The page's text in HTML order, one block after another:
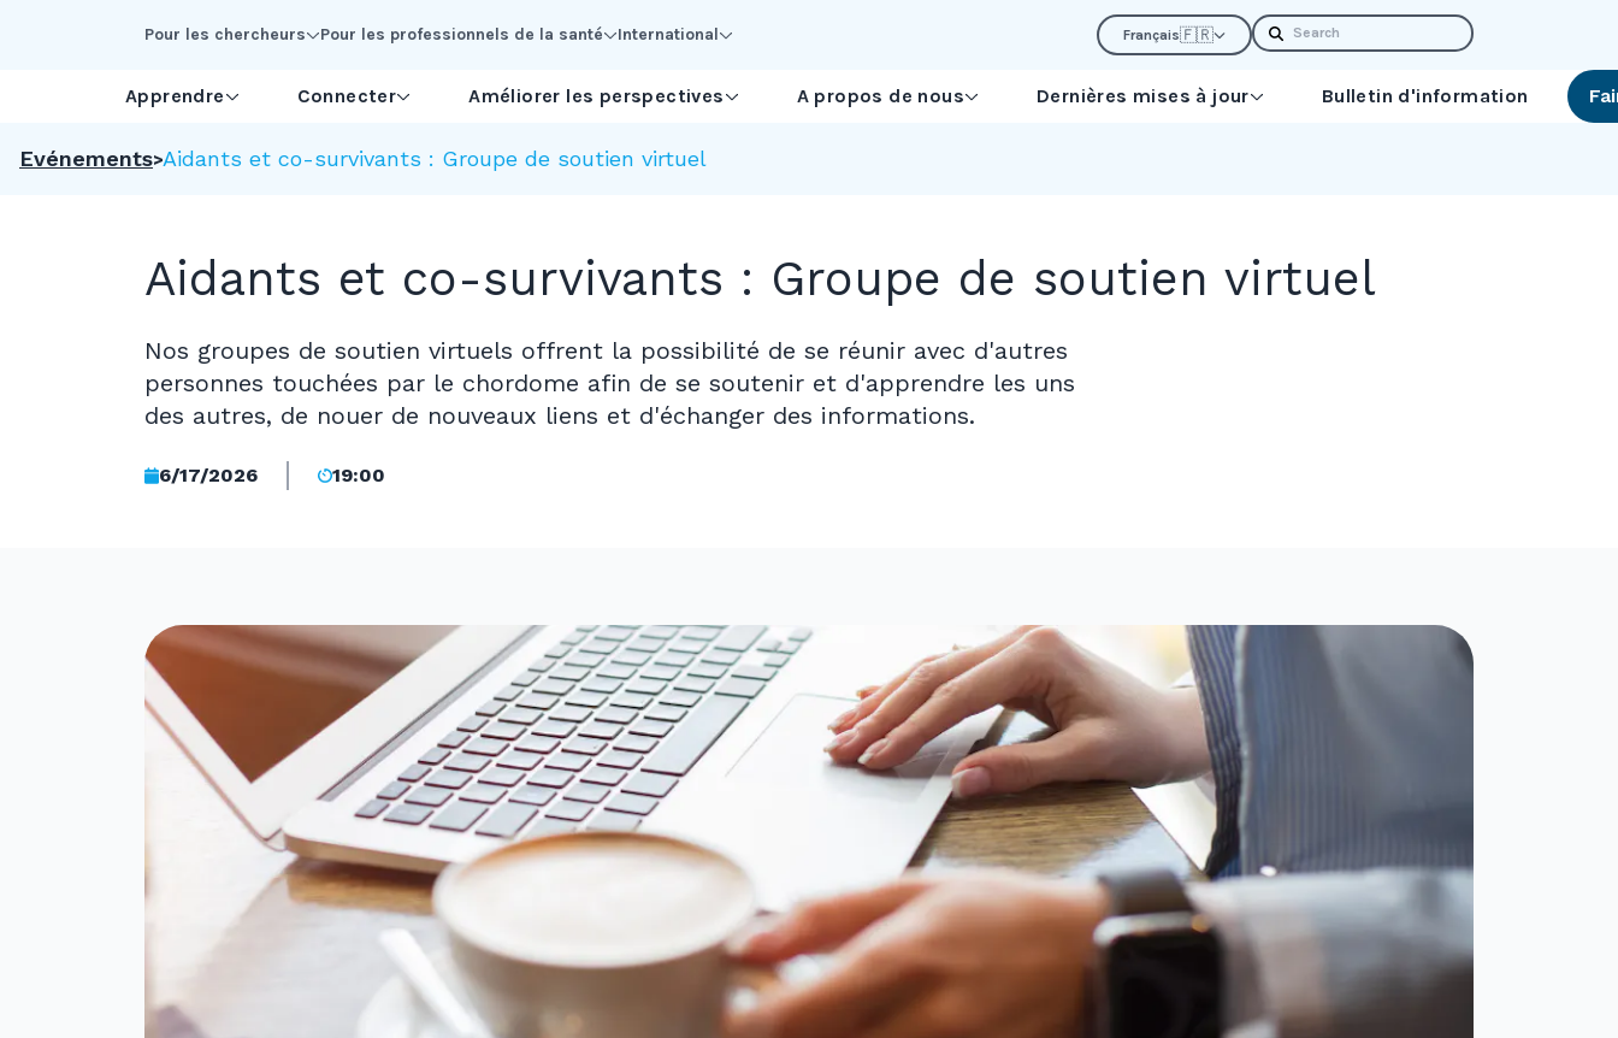
Pour les chercheurs Pour les professionnels de la santé International Français🇫🇷 Search
Apprendre Connecter Améliorer les perspectives A propos de nous Dernières mises à jour Bulletin d'information
Evénements Aidants et co-survivants : Groupe de soutien virtuel
Aidants et co-survivants : Groupe de soutien virtuel
Nos groupes de soutien virtuels offrent la possibilité de se réunir avec d'autres
personnes touchées par le chordome afin de se soutenir et d'apprendre les uns
des autres, de nouer de nouveaux liens et d'échanger des informations.
6/17/2026 19:00